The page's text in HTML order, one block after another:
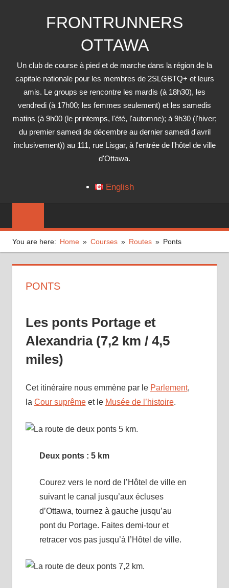
FRONTRUNNERS
OTTAWA
Un club de course à pied et de marche dans la région de la
capitale nationale pour les membres de 2SLGBTQ+ et leurs
amis. Le groups se rencontre les mardis (à 18h30), les
vendredi (à 17h00; les femmes seulement) et les samedis
matins (à 9h00 (le printemps, l'été, l'automne); à 9h30 (l'hiver;
du premier samedi de décembre au dernier samedi d'avril
inclusivement)) au 111, rue Lisgar, à l'entrée de l'hôtel de ville
d'Ottawa.
English
You are here: Home Courses Routes Ponts
PONTS
Les ponts Portage et
Alexandria (7,2 km / 4,5
miles)
Cet itinéraire nous emmène par le Parlement,
la Cour suprêmeet le Musée de l’histoire.
Deux ponts : 5 km
Courez vers le nord de l’Hôtel de ville en
suivant le canal jusqu’aux écluses
d’Ottawa, tournez à gauche jusqu’au
pont du Portage. Faites demi-tour et
retracer vos pas jusqu’à l’Hôtel de ville.